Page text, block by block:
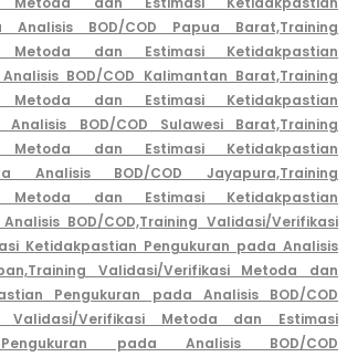
Analisis BOD/COD Papua Barat,Training
Metoda dan Estimasi Ketidakpastian
BOD/COD Kalimantan Barat,Training
Metoda dan Estimasi Ketidakpastian
BOD/COD Sulawesi Barat,Training
Metoda dan Estimasi Ketidakpastian
Analisis BOD/COD Jayapura,Training
Metoda dan Estimasi Ketidakpastian
BOD/COD,Training Validasi/Verifikasi
Ketidakpastian Pengukuran pada Analisis
Training Validasi/Verifikasi Metoda dan
Pengukuran pada Analisis BOD/COD
Validasi/Verifikasi Metoda dan Estimasi
pada Analisis BOD/COD